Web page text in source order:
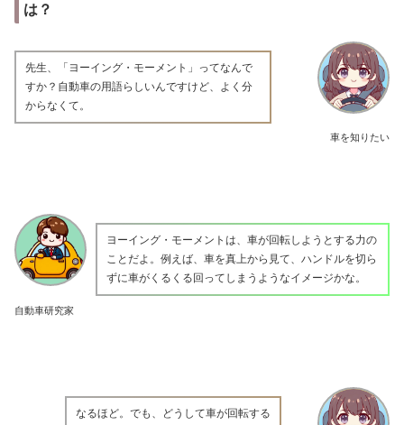
は？
車を知りたい
先生、「ヨーイング・モーメント」ってなんで
すか？自動車の用語らしいんですけど、よく分
からなくて。
自動車研究家
ヨーイング・モーメントは、車が回転しようとする力の
ことだよ。例えば、車を真上から見て、ハンドルを切ら
ずに車がくるくる回ってしまうようなイメージかな。
なるほど。でも、どうして車が回転する